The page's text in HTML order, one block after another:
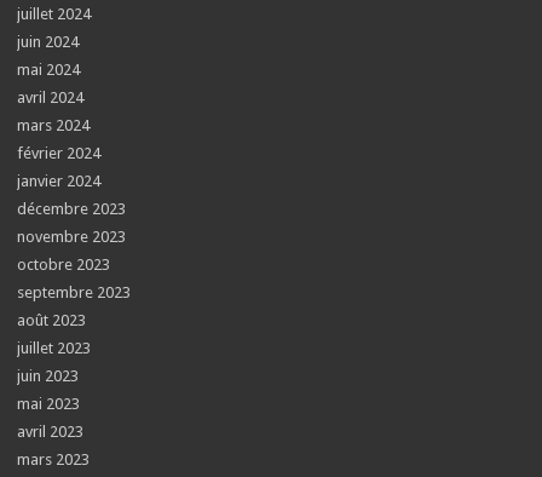
juillet 2024
juin 2024
mai 2024
avril 2024
mars 2024
février 2024
janvier 2024
décembre 2023
novembre 2023
octobre 2023
septembre 2023
août 2023
juillet 2023
juin 2023
mai 2023
avril 2023
mars 2023